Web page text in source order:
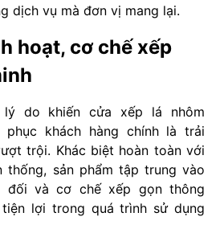
dịch vụ mà đơn vị mang lại.
hoạt, cơ chế xếp
lý do khiến cửa xếp lá nhôm
phục khách hàng chính là trải
trội. Khác biệt hoàn toàn với
thống, sản phẩm tập trung vào
đối và cơ chế xếp gọn thông
lợi trong quá trình sử dụng